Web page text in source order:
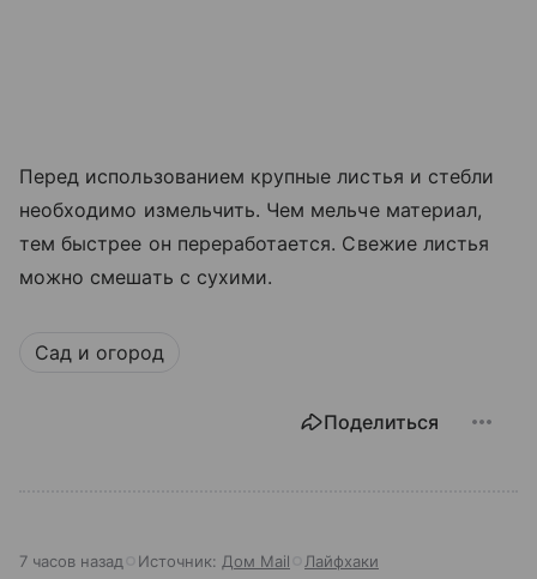
Перед использованием крупные листья и стебли
необходимо измельчить. Чем мельче материал,
тем быстрее он переработается. Свежие листья
можно смешать с сухими.
Сад и огород
Поделиться
7 часов назад Источник: Дом Mail Лайфхаки